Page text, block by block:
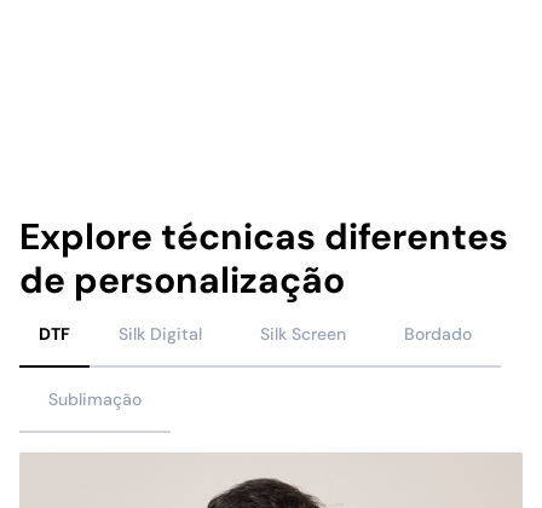
Explore técnicas diferentes
de personalização
DTF Silk Digital Silk Screen Bordado
Sublimação